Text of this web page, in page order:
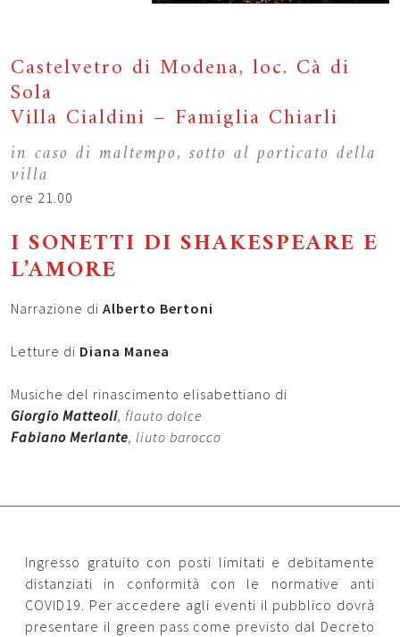
Castelvetro di Modena, loc. Cà di
Sola
Villa Cialdini – Famiglia Chiarli
in caso di maltempo, sotto al porticato della
villa
ore 21.00
I SONETTI DI SHAKESPEARE E
L’AMORE
Narrazione di Alberto Bertoni
Letture di Diana Manea
Musiche del rinascimento elisabettiano di
Giorgio Matteoli, flauto dolce
Fabiano Merlante, liuto barocco
Ingresso gratuito con posti limitati e debitamente
distanziati in conformità con le normative anti
COVID19. Per accedere agli eventi il pubblico dovrà
presentare il green pass come previsto dal Decreto